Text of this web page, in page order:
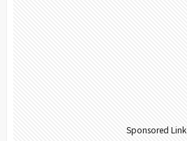
Sponsored Link